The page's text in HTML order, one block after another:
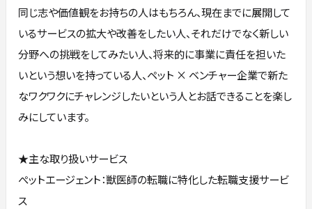
同じ志や価値観をお持ちの人はもちろん、現在までに展開して
いるサービスの拡大や改善をしたい人、それだけでなく新しい
分野への挑戦をしてみたい人、将来的に事業に責任を担いた
いという想いを持っている人、ペット × ベンチャー企業で新た
なワクワクにチャレンジしたいという人とお話できることを楽し
みにしています。
★主な取り扱いサービス
ぺットエージェント：獣医師の転職に特化した転職支援サービ
ス